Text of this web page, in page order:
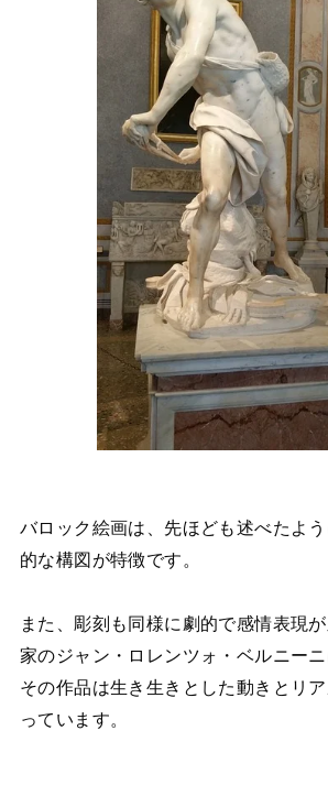
バロック絵画は、先ほども述べたよ
的な構図が特徴です。
また、彫刻も同様に劇的で感情表現
家のジャン・ロレンツォ・ベルニーニ
その作品は生き生きとした動きとリ
っています。